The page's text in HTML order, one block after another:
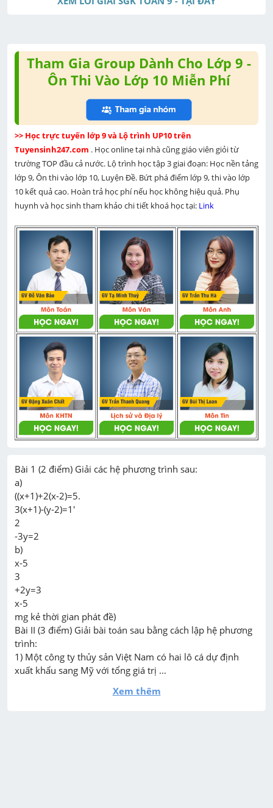
Tham Gia Group Dành Cho Lớp 9 -
Ôn Thi Vào Lớp 10 Miễn Phí
>> Học trực tuyến lớp 9 và Lộ trình UP10 trên
Tuyensinh247.com . Học online tại nhà cũng giáo viên giỏi từ
trường TOP đầu cả nước. Lộ trình học tập 3 giai đoạn: Học nền tảng
lớp 9, Ôn thi vào lớp 10, Luyện Đề. Bứt phá điểm lớp 9, thi vào lớp
10 kết quả cao. Hoàn trả học phí nếu học không hiệu quả. Phụ
huynh và học sinh tham khảo chi tiết khoá học tại: Link
Bài 1 (2 điểm) Giải các hệ phương trình sau:
a)
((x+1)+2(x-2)=5.
3(x+1)-(y-2)=1'
2
-3y=2
b)
x-5
3
+2y=3
x-5
mg kẻ thời gian phát đề)
Bài II (3 điểm) Giải bài toán sau bằng cách lập hệ phương
trình:
1) Một công ty thủy sản Việt Nam có hai lô cá dự định
xuất khẩu sang Mỹ với tổng giá trị ...
Xem thêm